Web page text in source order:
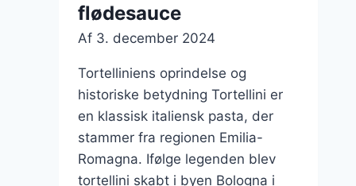
flødesauce
Af 3. december 2024
Tortelliniens oprindelse og
historiske betydning Tortellini er
en klassisk italiensk pasta, der
stammer fra regionen Emilia-
Romagna. Ifølge legenden blev
tortellini skabt i byen Bologna i